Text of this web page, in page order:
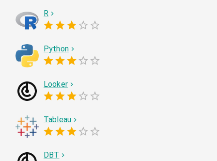
R
Python
Looker
Tableau
DBT